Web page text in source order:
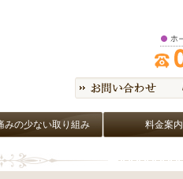
みの少ない取り組み 料金案内